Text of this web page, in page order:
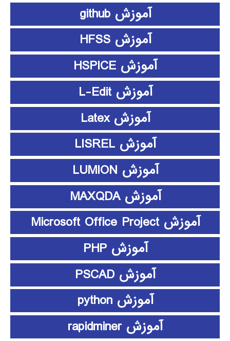
آموزش github
آموزش HFSS
آموزش HSPICE
آموزش L-Edit
آموزش Latex
آموزش LISREL
آموزش LUMION
آموزش MAXQDA
آموزش Microsoft Office Project
آموزش PHP
آموزش PSCAD
آموزش python
آموزش rapidminer